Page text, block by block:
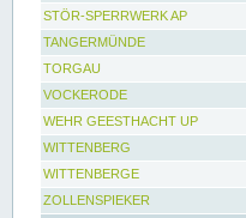
STÖR-SPERRWERK AP
TANGERMÜNDE
TORGAU
VOCKERODE
WEHR GEESTHACHT UP
WITTENBERG
WITTENBERGE
ZOLLENSPIEKER